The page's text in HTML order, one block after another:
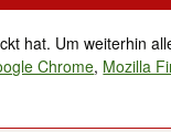
hat. Um weiterhin
Chrome, Mozilla